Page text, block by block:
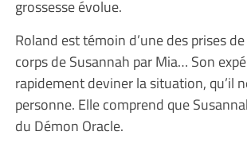
grossesse évolue.
Roland est témoin d’une des prises
corps de Susannah par Mia… Son
rapidement deviner la situation, qu’il
personne. Elle comprend que
du Démon Oracle.